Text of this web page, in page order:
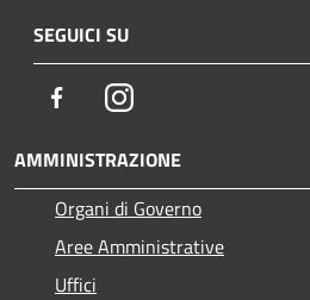
SEGUICI SU
FacebookInstagram
AMMINISTRAZIONE
Organi di Governo
Aree Amministrative
Uffici